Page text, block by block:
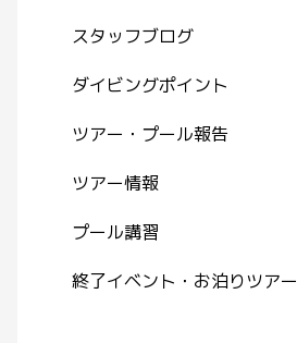
スタッフブログ
ダイビングポイント
ツアー・プール報告
ツアー情報
プール講習
終了イベント・お泊りツアー